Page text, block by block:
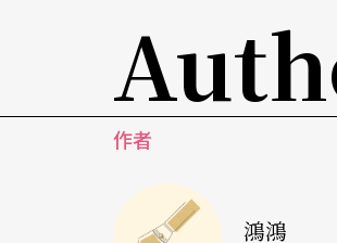
價值觀。他們體現的，乃是真正的
數」。也因此，這種劇場，可以說是
然大家都彼此尊重，通常不談對立
勞工？也從未有定論。但當我看著雅
作者
鴻鴻